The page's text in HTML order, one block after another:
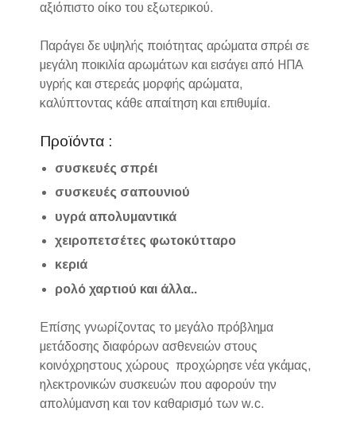
αξιόπιστο οίκο του εξωτερικού.
Παράγει δε υψηλής ποιότητας αρώματα σπρέι σε
μεγάλη ποικιλία αρωμάτων και εισάγει από ΗΠΑ
υγρής και στερεάς μορφής αρώματα,
καλύπτοντας κάθε απαίτηση και επιθυμία.
Προϊόντα :
συσκευές σπρέι
συσκευές σαπουνιού
υγρά απολυμαντικά
χειροπετσέτες φωτοκύτταρο
κεριά
ρολό χαρτιού και άλλα..
Επίσης γνωρίζοντας το μεγάλο πρόβλημα
μετάδοσης διαφόρων ασθενειών στους
κοινόχρηστους χώρους προχώρησε νέα γκάμας,
ηλεκτρονικών συσκευών που αφορούν την
απολύμανση και τον καθαρισμό των w.c.